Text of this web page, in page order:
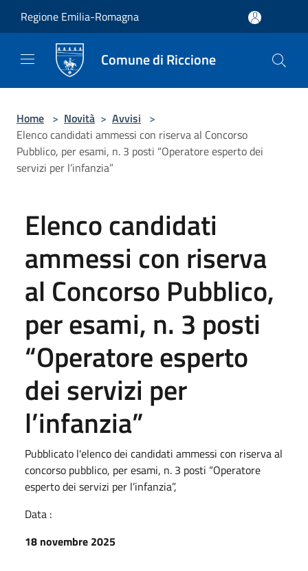
Regione Emilia-Romagna
Comune di Riccione
Home > Novità > Avvisi >
Elenco candidati ammessi con riserva al Concorso
Pubblico, per esami, n. 3 posti “Operatore esperto dei
servizi per l’infanzia”
Elenco candidati
ammessi con riserva
al Concorso Pubblico,
per esami, n. 3 posti
“Operatore esperto
dei servizi per
l’infanzia”
Pubblicato l'elenco dei candidati ammessi con riserva al
concorso pubblico, per esami, n. 3 posti “Operatore
esperto dei servizi per l’infanzia”,
Data :
18 novembre 2025